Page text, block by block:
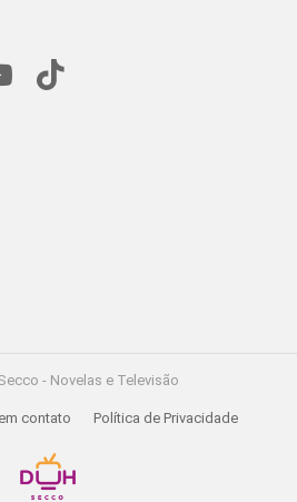
- Novelas e Televisão
contato Política de Privacidade